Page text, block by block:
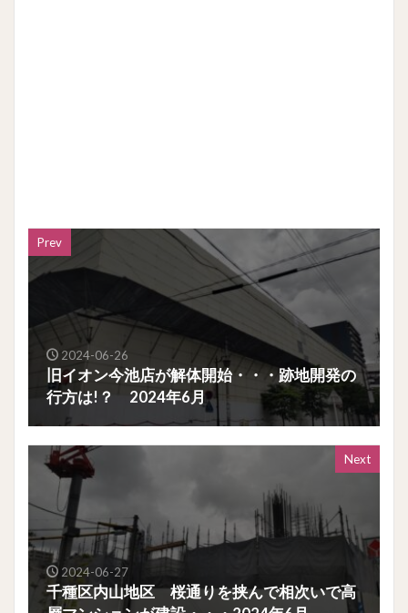
Prev
2024-06-26
旧イオン今池店が解体開始・・・跡地開発の
行方は!？ 2024年6月
Next
2024-06-27
千種区内山地区 桜通りを挟んで相次いで高